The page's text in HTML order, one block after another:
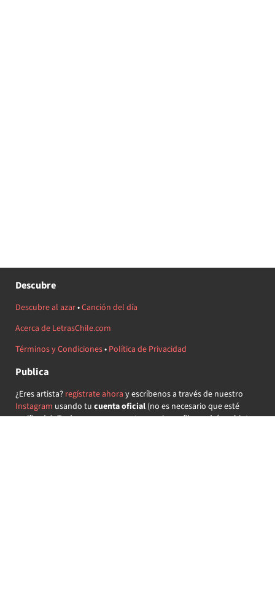
Descubre
Descubre al azar•Canción del día
Acerca de LetrasChile.com
Términos y Condiciones• Política de Privacidad
Publica
¿Eres artista? regístrate ahora y escríbenos a través de nuestro
Instagram usando tu cuenta oficial(no es necesario que esté
verificada) ¡Te daremos acceso a tu propio perfil y podrás subir tus